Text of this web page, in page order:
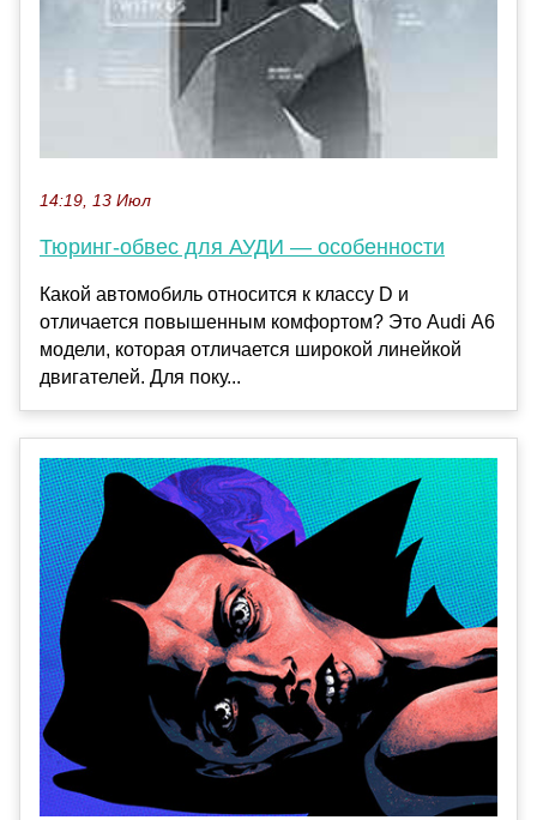
14:19, 13 Июл
Тюринг-обвес для АУДИ — особенности
Какой автомобиль относится к классу D и
отличается повышенным комфортом? Это Audi А6
модели, которая отличается широкой линейкой
двигателей. Для поку...